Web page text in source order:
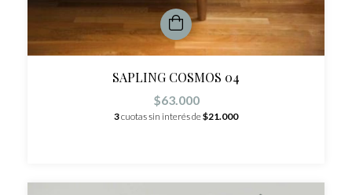
SAPLING COSMOS 04
$63.000
3cuotas sin interés de$21.000